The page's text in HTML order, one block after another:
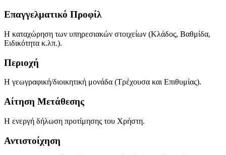
Επαγγελματικό Προφίλ
Η καταχώρηση των υπηρεσιακών στοιχείων (Κλάδος, Βαθμίδα,
Ειδικότητα κ.λπ.).
Περιοχή
Η γεωγραφική/διοικητική μονάδα (Τρέχουσα και Επιθυμίας).
Αίτηση Μετάθεσης
Η ενεργή δήλωση προτίμησης του Χρήστη.
Αντιστοίχηση